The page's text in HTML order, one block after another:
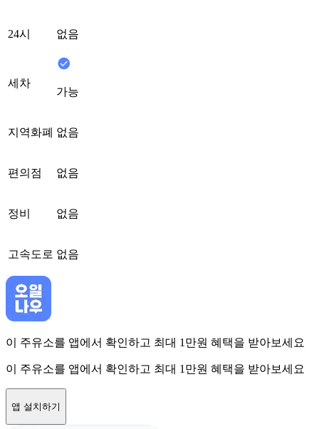
24시 없음
세차
가능
지역화폐 없음
편의점 없음
정비 없음
고속도로 없음
이 주유소를 앱에서 확인하고 최대 1만원 혜택을 받아보세요
이 주유소를 앱에서 확인하고 최대 1만원 혜택을 받아보세요
앱 설치하기